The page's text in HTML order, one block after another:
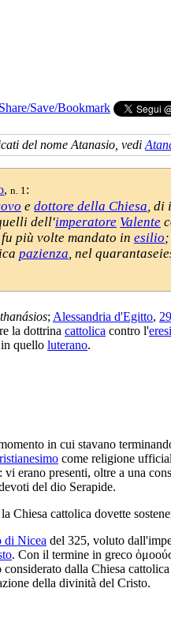
del nome Atanasio, vedi
, n. 1 :
e dottore della Chiesa ,
dell'imperatore Valente
, fu più volte mandato in esilio
pazienza , nel
;Alessandria d'Egitto,
la dottrina cattolica contro l'
quello luterano.
in cui stavano
come religione
erano presenti, oltre a una
del dio Serapide.
Chiesa cattolica dovette
di Nicea del 325, voluto
. Con il termine in greco
dalla Chiesa
della divinità del Cristo.